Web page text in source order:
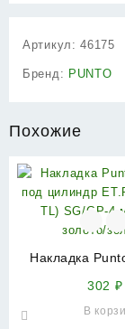
Артикул:46175
Бренд: PUNTO
Похожие
Накладка
золото/
302 ₽
В